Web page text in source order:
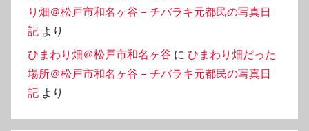
り畑＠松戸市和名ヶ谷 – チバラキ元都民の写真日
記 より
ひまわり畑＠松戸市和名ヶ谷 に ひまわり畑だった
場所＠松戸市和名ヶ谷 – チバラキ元都民の写真日
記 より